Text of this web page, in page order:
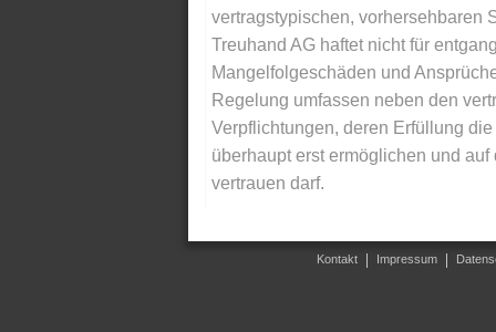
vertragstypischen, vorhersehbaren
Treuhand AG haftet nicht für
Mangelfolgeschäden und
Regelung umfassen neben den
Verpflichtungen, deren Erfüllung
überhaupt erst ermöglichen und
vertrauen darf.
Kontakt Impressum